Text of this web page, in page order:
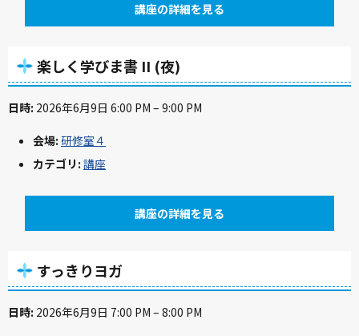
講座の詳細を見る
楽しく学びま書 II (夜)
日時: 2026年6月9日 6:00 PM – 9:00 PM
会場: 研修室４
カテゴリ: 講座
講座の詳細を見る
すっきりヨガ
日時: 2026年6月9日 7:00 PM – 8:00 PM